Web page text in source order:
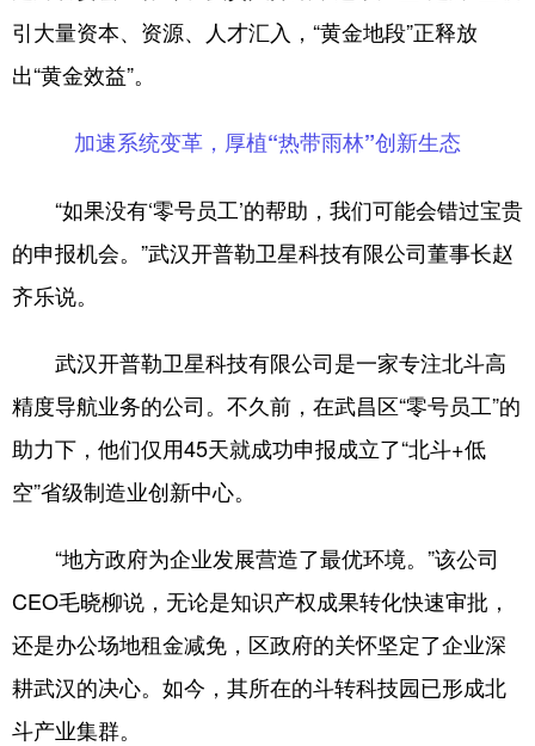
引大量资本、资源、人才汇入，“黄金地段”正释放
出“黄金效益”。
加速系统变革，厚植“热带雨林”创新生态
“如果没有‘零号员工’的帮助，我们可能会错过宝贵
的申报机会。”武汉开普勒卫星科技有限公司董事长赵
齐乐说。
武汉开普勒卫星科技有限公司是一家专注北斗高
精度导航业务的公司。不久前，在武昌区“零号员工”的
助力下，他们仅用45天就成功申报成立了“北斗+低
空”省级制造业创新中心。
“地方政府为企业发展营造了最优环境。”该公司
CEO毛晓柳说，无论是知识产权成果转化快速审批，
还是办公场地租金减免，区政府的关怀坚定了企业深
耕武汉的决心。如今，其所在的斗转科技园已形成北
斗产业集群。